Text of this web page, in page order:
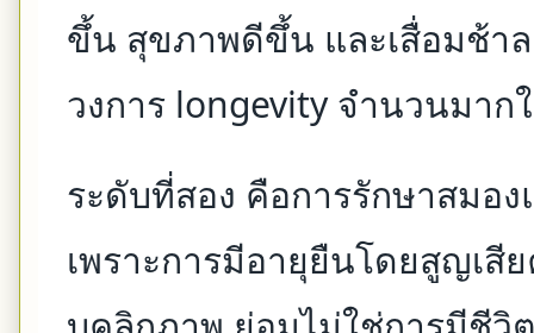
ขึ้น สุขภาพดีขึ้น และเสื่อมช้า
วงการ longevity จำนวนมาก
ระดับที่สอง คือการรักษาสมอ
เพราะการมีอายุยืนโดยสูญเสี